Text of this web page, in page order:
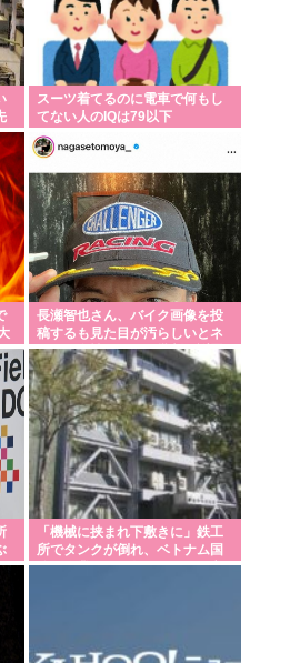
たい何者なのか」 古代ゲノム
人・縄文人・渡来人の関係
に広島で何かするっぽい🥺
・薬師寺保栄被告 養子縁組届
認める
RSS
スーツ着てるのに電車で何もし
てない人のIQは79以下
長瀬智也さん、バイク画像を投
稿するも見た目が汚らしいとネ
ットの女性たちから批判…謝罪
「機械に挟まれ下敷きに」鉄工
所でタンクが倒れ、ベトナム国
籍の作業員が下敷きになり死亡